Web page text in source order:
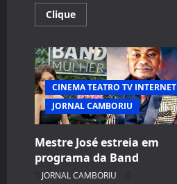
CliqueRead
more
Gadd
Reflete
Sobre
Sucesso
e
Desafios
Pessoais
em
sobre
“Bebê
Rena”
CINEMA TEATRO TV INTERNET
JORNAL CAMBORIU
Mestre José estreia em
programa da Band
JORNAL CAMBORIU